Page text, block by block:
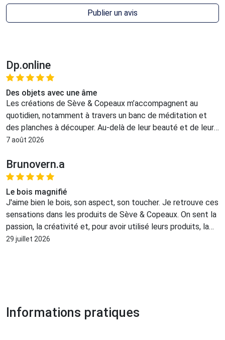
Publier un avis
Dp.online
Des objets avec une âme
Les créations de Sève & Copeaux m’accompagnent au
quotidien, notamment à travers un banc de méditation et
des planches à découper. Au-delà de leur beauté et de leur
qualité, ce qui me touche est le soin et la réflexion qui
bois est observé, choisi, respecté, puis transformé sans lui
faire perdre son caractère. J’apprécie particulièrement leur
capacité à imaginer des créations uniques et sur mesure, où
leur inventivité rencontre les envies de chacun. Des objets
qui ont une âme, une vraie identité, et qui sont faits pour
durer.
7 août 2026
Brunovern.a
Le bois magnifié
J'aime bien le bois, son aspect, son toucher. Je retrouve ces
sensations dans les produits de Sève & Copeaux. On sent la
passion, la créativité et, pour avoir utilisé leurs produits, la
qualité professionnelle du travail. Chaque pièce de bois,
29 juillet 2026
Informations pratiques